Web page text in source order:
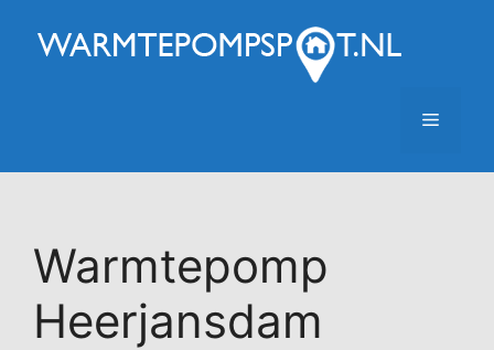
naar
Menu
Warmtepomp
Heerjansdam